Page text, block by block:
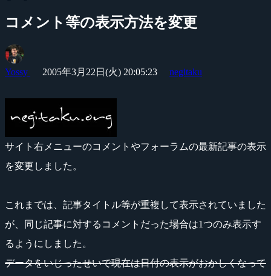
コメント等の表示方法を変更
Yossy 2005年3月22日(火) 20:05:23 negitaku
サイト右メニューのコメントやフォーラムの最新記事の表示
を変更しました。
これまでは、記事タイトル等が重複して表示されていました
が、同じ記事に対するコメントだった場合は1つのみ表示す
るようにしました。
データをいじったせいで現在は日付の表示がおかしくなって